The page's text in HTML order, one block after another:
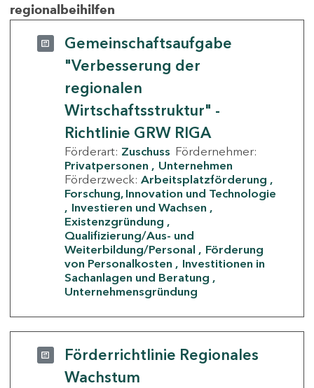
regionalbeihilfen
Gemeinschaftsaufgabe
"Verbesserung der
regionalen
Wirtschaftsstruktur" -
Richtlinie GRW RIGA
Förderart: Zuschuss Fördernehmer:
Privatpersonen
Unternehmen
Förderzweck: Arbeitsplatzförderung
Forschung, Innovation und Technologie
Investieren und Wachsen
Existenzgründung
Qualifizierung/Aus- und
Weiterbildung/Personal
Förderung
von Personalkosten
Investitionen in
Sachanlagen und Beratung
Unternehmensgründung
Förderrichtlinie Regionales
Wachstum